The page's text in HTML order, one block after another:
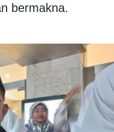
bermakna.